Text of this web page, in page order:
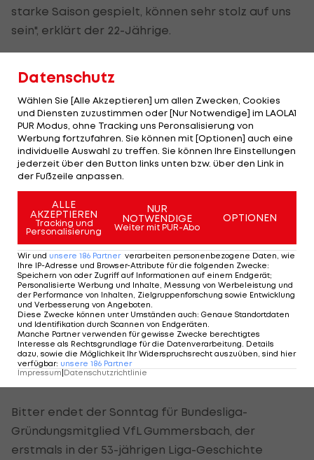
starke Saison gespielt, können sehr stolz auf uns
sein", erklärt der 22-Jährige.
hat nach dem Champions-League-Sieg 2012
keinen internationalen Titel mehr gewonnen, es
war höchste Zeit, diese Durststrecke zu beenden.
Für mich persönlich war es der erste
internationale Erfolg mit Kiel, das macht ihn umso
wertvoller. Auch der Pokalsieg ist keine
Selbstverständlichkeit - wie gesagt, wir haben in
dieser Saison sehr, sehr viel richtig gemacht", sagt
Bilyk.
Weber verabschiedet sich mit Sieg
Hinter Kiel landet Magdeburg auf Platz drei. Der
Vorarlberger Robert Weber erzielt in seinem
letzten Spiel für die Ostdeutschen beim 31:24-
Auswärtssieg bei Frisch Auf Göppingen einen
Treffer.
Bitter endet der Sonntag für Bundesliga-
Gründungsmitglied VfL Gummersbach, der
erstmals in der 53-jährigen Liga-Geschichte
Datenschutz
Wählen Sie [Alle Akzeptieren] um allen Zwecken, Cookies
und Diensten zuzustimmen oder [Nur Notwendige] im LAOLA1
PUR Modus, ohne Tracking uns Peronsalisierung von
Werbung fortzufahren. Sie können mit [Optionen] auch eine
individuelle Auswahl zu treffen. Sie können Ihre Einstellungen
jederzeit über den Button links unten bzw. über den Link in
der Fußzeile anpassen.
ALLE
AKZEPTIEREN
Tracking und
Personalisierung
NUR
NOTWENDIGE
Weiter mit PUR-Abo
OPTIONEN
Wir und unsere 186 Partner verarbeiten personenbezogene Daten, wie
Ihre IP-Adresse und Browser-Attribute für die folgenden Zwecke:
Speichern von oder Zugriff auf Informationen auf einem Endgerät;
Personalisierte Werbung und Inhalte, Messung von Werbeleistung und
der Performance von Inhalten, Zielgruppenforschung sowie Entwicklung
und Verbesserung von Angeboten
Diese Zwecke können unter Umständen auch: Genaue Standortdaten
und Identifikation durch Scannen von Endgeräten
Manche Partner verwenden für gewisse Zwecke berechtigtes
Interesse als Rechtsgrundlage für die Datenverarbeitung. Details
dazu, sowie die Möglichkeit Ihr Widerspruchsrecht auszuüben, sind hier
verfügbar: unsere 186 Partner
Impressum|Datenschutzrichtlinie